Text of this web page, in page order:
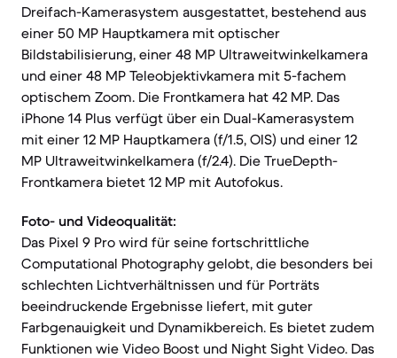
Dreifach-Kamerasystem ausgestattet, bestehend aus
einer 50 MP Hauptkamera mit optischer
Bildstabilisierung, einer 48 MP Ultraweitwinkelkamera
und einer 48 MP Teleobjektivkamera mit 5-fachem
optischem Zoom. Die Frontkamera hat 42 MP. Das
iPhone 14 Plus verfügt über ein Dual-Kamerasystem
mit einer 12 MP Hauptkamera (f/1.5, OIS) und einer 12
MP Ultraweitwinkelkamera (f/2.4). Die TrueDepth-
Frontkamera bietet 12 MP mit Autofokus.
Foto- und Videoqualität:
Das Pixel 9 Pro wird für seine fortschrittliche
Computational Photography gelobt, die besonders bei
schlechten Lichtverhältnissen und für Porträts
beeindruckende Ergebnisse liefert, mit guter
Farbgenauigkeit und Dynamikbereich. Es bietet zudem
Funktionen wie Video Boost und Night Sight Video. Das